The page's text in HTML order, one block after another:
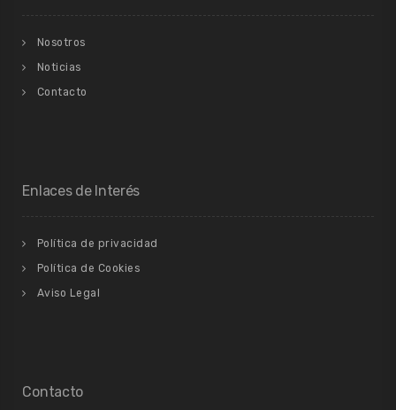
Nosotros
Noticias
Contacto
Enlaces de Interés
Política de privacidad
Política de Cookies
Aviso Legal
Contacto